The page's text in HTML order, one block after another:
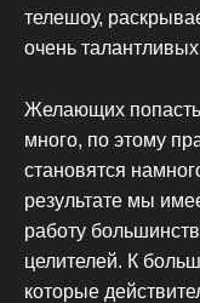
телешоу,
очень
Желающих попасть
много, по этому
становятся
результате мы
работу
целителей. К
которые